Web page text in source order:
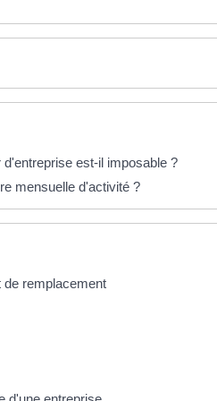
est-il imposable ?
mensuelle d'activité ?
remplacement